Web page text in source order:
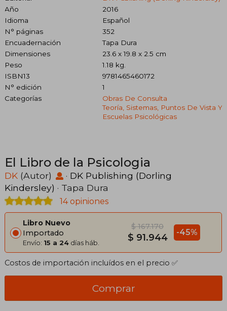
Año
2016
Idioma
Español
N° páginas
352
Encuadernación
Tapa Dura
Dimensiones
23.6 x 19.8 x 2.5 cm
Peso
1.18 kg.
ISBN13
9781465460172
N° edición
1
Categorías
Obras De Consulta
Teoría, Sistemas, Puntos De Vista Y
Escuelas Psicológicas
El Libro de la Psicologia
DK (Autor) · DK Publishing (Dorling
Kindersley) · Tapa Dura
14 opiniones
Libro Nuevo
Importado
Envío: 15 a 24 días háb.
$ 167.170
$ 91.944 -45%
Costos de importación incluídos en el precio ✅
Comprar